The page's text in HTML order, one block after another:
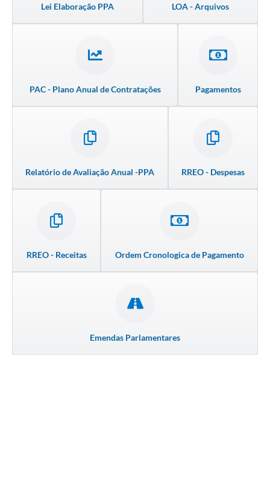
Lei Elaboração PPA LOA - Arquivos
PAC - Plano Anual de Contratações Pagamentos
Relatório de Avaliação Anual -PPA RREO - Despesas
RREO - Receitas Ordem Cronologica de Pagamento
Emendas Parlamentares